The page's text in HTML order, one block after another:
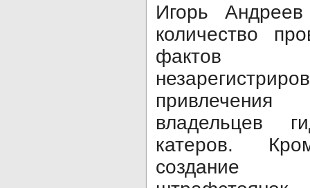
Игорь
количество
фактов
владельцев
катеров.
создание